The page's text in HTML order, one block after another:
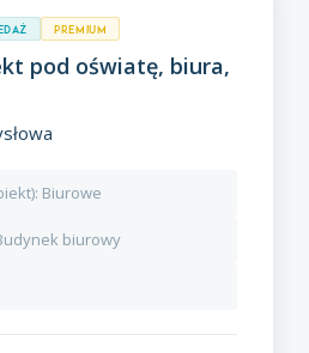
premium
pod oświatę, biura,
Biurowe
biurowy